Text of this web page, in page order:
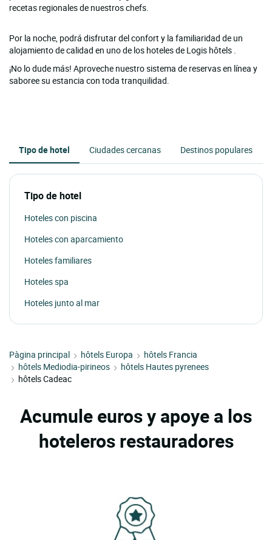
recetas regionales de nuestros chefs.
Por la noche, podrá disfrutar del confort y la familiaridad de un
alojamiento de calidad en uno de los hoteles de Logis hôtels .
¡No lo dude más! Aproveche nuestro sistema de reservas en línea y
saboree su estancia con toda tranquilidad.
Tipo de hotel Ciudades cercanas Destinos populares
Tipo de hotel
Hoteles con piscina
Hoteles con aparcamiento
Hoteles familiares
Hoteles spa
Hoteles junto al mar
Pàgina principal hôtels Europa
hôtels Francia
hôtels Mediodia-pirineos
hôtels Hautes pyrenees
hôtels Cadeac
Acumule euros y apoye a los
hoteleros restauradores